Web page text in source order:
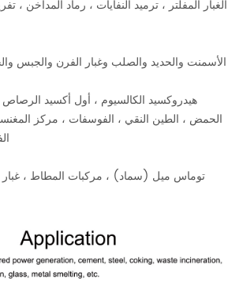
الغبار المفلتر ، ترميد النفايات ، رماد المداخن ،
الأسمنت والحديد والصلب وغبار الفرن والجبس
هيدروكسيد الكالسيوم ، أول أكسيد الرصاص
الحمض ، الطين النقي ، الفوسفات ، مركز
توماس ميل (سماد) ، مركبات المطاط ، غبار